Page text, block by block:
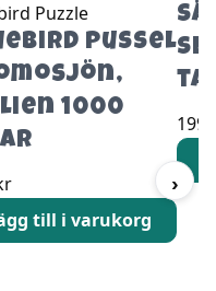
Puzzle
Pussel
1000
till i varukorg
199
›